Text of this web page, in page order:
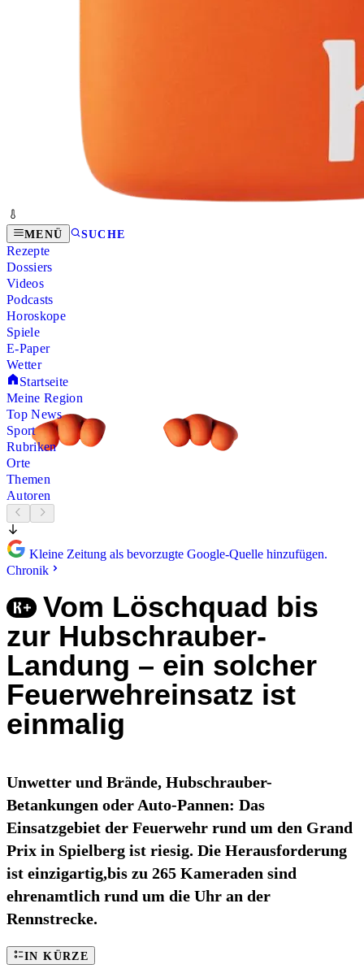
MENÜ SUCHE
Rezepte
Dossiers
Videos
Podcasts
Horoskope
Spiele
E-Paper
Wetter
Startseite
Meine Region
Top News
Sport
Rubriken
Orte
Themen
Autoren
Kleine Zeitung als bevorzugte Google-Quelle hinzufügen.
Chronik
Vom Löschquad bis
zur Hubschrauber-
Landung – ein solcher
Feuerwehreinsatz ist
einmalig
Unwetter und Brände, Hubschrauber-
Betankungen oder Auto-Pannen: Das
Einsatzgebiet der Feuerwehr rund um den Grand
Prix in Spielberg ist riesig. Die Herausforderung
ist einzigartig,bis zu 265 Kameraden sind
ehrenamtlich rund um die Uhr an der
Rennstrecke.
IN KÜRZE